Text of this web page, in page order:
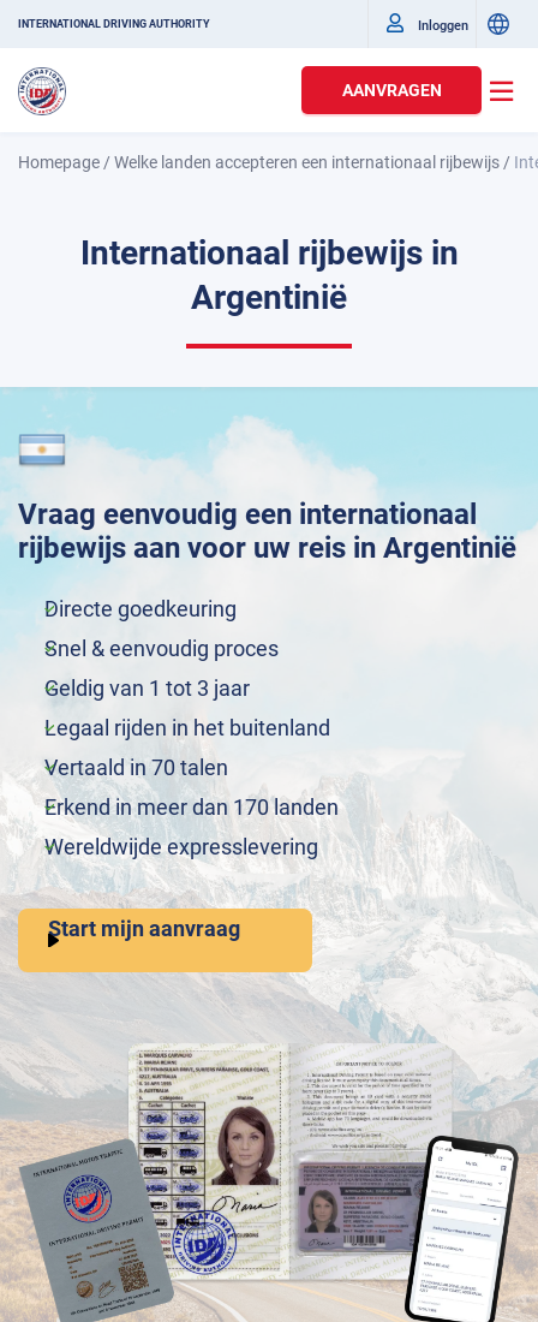
INTERNATIONAL DRIVING AUTHORITY Inloggen
AANVRAGEN
Homepage /Welke landen accepteren een internationaal rijbewijs /
Internationaal rijbewijs in
Argentinië
Vraag eenvoudig een internationaal
rijbewijs aan voor uw reis in Argentinië
Directe goedkeuring
Snel & eenvoudig proces
Geldig van 1 tot 3 jaar
Legaal rijden in het buitenland
Vertaald in 70 talen
Erkend in meer dan 170 landen
Wereldwijde expresslevering
Start mijn aanvraag